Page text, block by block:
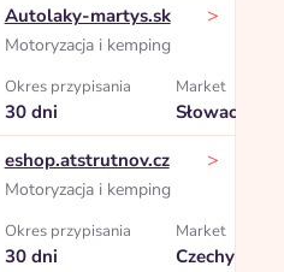
Autolaky-martys.sk
Motoryzacja i kemping
>
Okres przypisania
30 dni
Market
Słowacja
eshop.atstrutnov.cz
Motoryzacja i kemping
>
Okres przypisania
30 dni
Market
Czechy